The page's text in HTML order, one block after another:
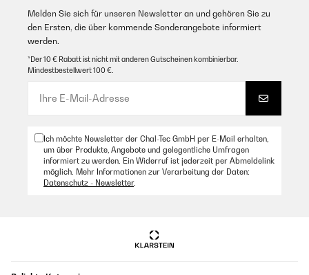
Melden Sie sich für unseren Newsletter an und gehören Sie zu
den Ersten, die über kommende Sonderangebote informiert
werden.
*Der 10 € Rabatt ist nicht mit anderen Gutscheinen kombinierbar.
Mindestbestellwert 100 €.
Ich möchte Newsletter der Chal-Tec GmbH per E-Mail erhalten,
um über Produkte, Angebote und gelegentliche Umfragen
informiert zu werden. Ein Widerruf ist jederzeit per Abmeldelink
möglich. Mehr Informationen zur Verarbeitung der Daten:
Datenschutz - Newsletter.